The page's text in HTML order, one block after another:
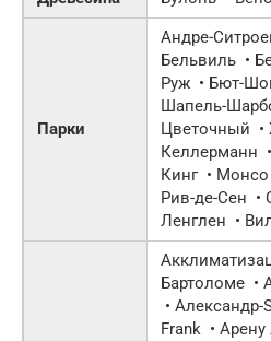
Парки
Андре-
Бельвиль •
Руж • Бют-
Шапель-
Цветочный •
Келлерманн
Кинг •
Рив-де-Сен •
Ленглен •
Бартоломе •
• Александр-
Frank •